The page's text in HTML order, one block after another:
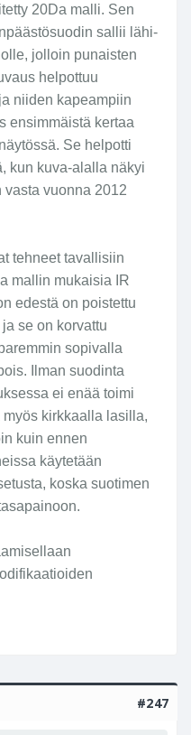
20Da malli. Sen
sallii lähi-
jolloin punaisten
helpottuu
niiden kapeampiin
ensimmäistä kertaa
Se helpotti
kun kuva-alalla näkyi
vuonna 2012
tehneet tavallisiin
mallin mukaisia IR
edestä on poistettu
se on korvattu
sopivalla
Ilman suodinta
ei enää toimi
kirkkaalla lasilla,
kuin ennen
käytetään
koska suotimen
#247